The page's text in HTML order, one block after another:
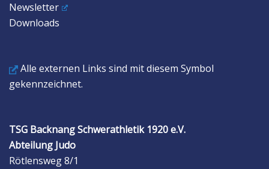
Newsletter
Downloads
Alle externen Links sind mit diesem Symbol
gekennzeichnet.
TSG Backnang Schwerathletik 1920 e.V.
Abteilung Judo
Rötlensweg 8/1